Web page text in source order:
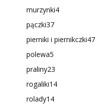
murzynki4
pączki37
pierniki i piernikczki47
polewa5
praliny23
rogaliki14
rolady14